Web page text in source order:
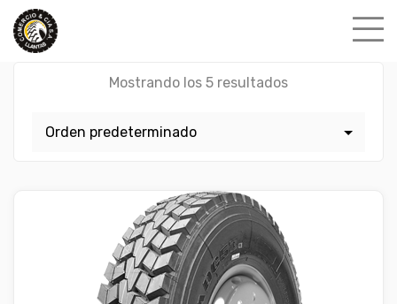
Skip
content
Mostrando los 5 resultados